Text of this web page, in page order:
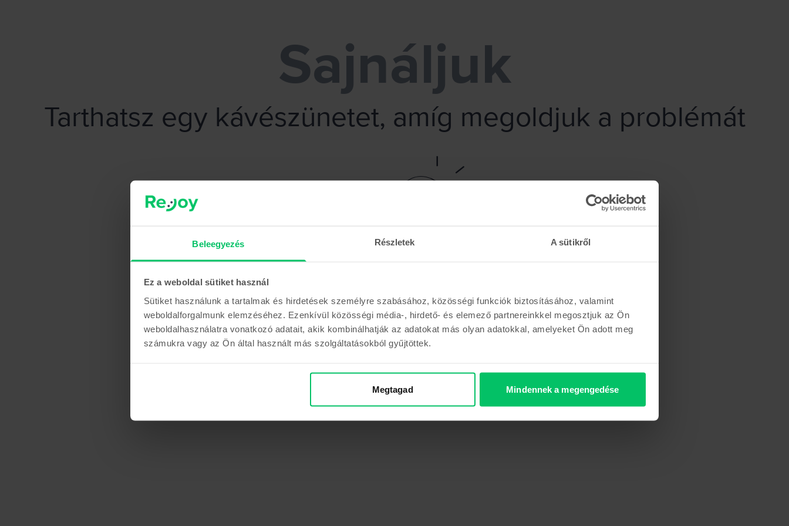
Beleegyezés Részletek A sütikről
Ez a weboldal sütiket használ
Sütiket használunk a tartalmak és hirdetések személyre szabásához, közösségi funkciók biztosításához, valamint
weboldalforgalmunk elemzéséhez. Ezenkívül közösségi média-, hirdető- és elemező partnereinkkel megosztjuk az Ön
weboldalhasználatra vonatkozó adatait, akik kombinálhatják az adatokat más olyan adatokkal, amelyeket Ön adott meg
számukra vagy az Ön által használt más szolgáltatásokból gyűjtöttek.
Megtagad Mindennek a megengedése
Sajnáljuk
Tarthatsz egy kávészünetet, amíg megoldjuk a problémát